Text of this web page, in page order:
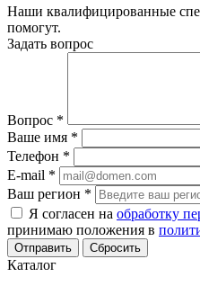
Наши квалифицированные
помогут.
Задать вопрос
Вопрос *
Ваше имя *
Телефон *
E-mail *
Ваш регион *
Я согласен на обработку
принимаю положения в
Сбросить
Каталог